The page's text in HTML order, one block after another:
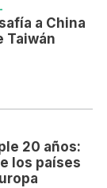
a China
Taiwán
20 años:
los países